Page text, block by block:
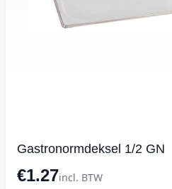
Gastronormdeksel 1/2 GN
€1.27incl. BTW